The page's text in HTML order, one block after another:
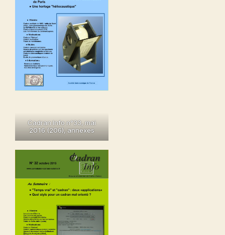
Cadran Info n°33, mai
2016 (206),annexes